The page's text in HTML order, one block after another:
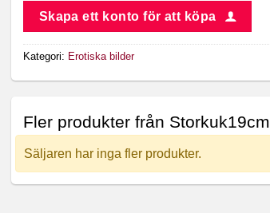
Skapa ett konto för att köpa
Kategori: Erotiska bilder
Fler produkter från Storkuk19cm
Säljaren har inga fler produkter.